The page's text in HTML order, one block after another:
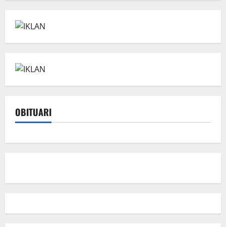
OBITUARI